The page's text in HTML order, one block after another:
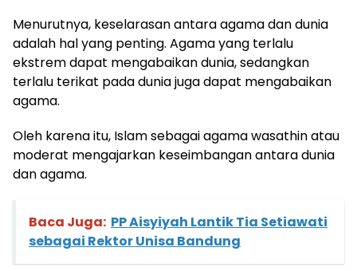
Menurutnya, keselarasan antara agama dan dunia
adalah hal yang penting. Agama yang terlalu
ekstrem dapat mengabaikan dunia, sedangkan
terlalu terikat pada dunia juga dapat mengabaikan
agama.
Oleh karena itu, Islam sebagai agama wasathin atau
moderat mengajarkan keseimbangan antara dunia
dan agama.
Baca Juga: PP Aisyiyah Lantik Tia Setiawati
sebagai Rektor Unisa Bandung